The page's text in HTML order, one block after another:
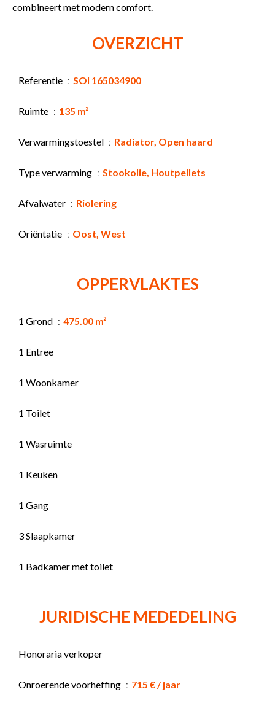
combineert met modern comfort.
OVERZICHT
Referentie SOI 165034900
Ruimte 135 m²
Verwarmingstoestel Radiator, Open haard
Type verwarming Stookolie, Houtpellets
Afvalwater Riolering
Oriëntatie Oost, West
OPPERVLAKTES
1 Grond 475.00 m²
1 Entree
1 Woonkamer
1 Toilet
1 Wasruimte
1 Keuken
1 Gang
3 Slaapkamer
1 Badkamer met toilet
JURIDISCHE MEDEDELING
Honoraria verkoper
Onroerende voorheffing 715 € / jaar